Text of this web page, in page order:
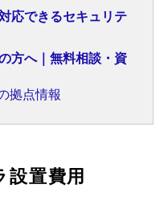
応できるセキュリテ
方へ｜無料相談・資
拠点情報
設置費用